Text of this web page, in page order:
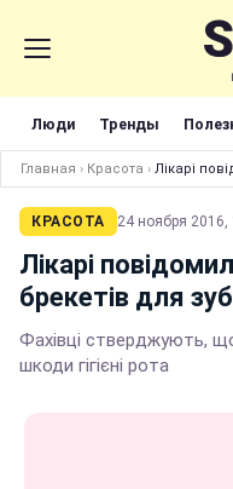
Люди Тренды
Главная › Красота › Лікарі
КРАСОТА 24 ноября 2016,
Лікарі
брекетів для
Фахівці стверджують,
шкоди гігієні рота